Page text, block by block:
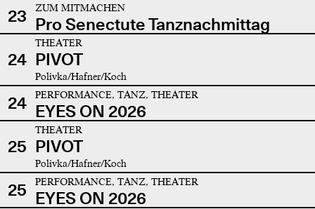
23
ZUM MITMACHEN
Pro Senectute Tanznachmittag
24
THEATER
PIVOT
Polivka/Hafner/Koch
24 PERFORMANCE, TANZ, THEATER
EYES ON 2026
25
THEATER
PIVOT
Polivka/Hafner/Koch
25 PERFORMANCE, TANZ, THEATER
EYES ON 2026